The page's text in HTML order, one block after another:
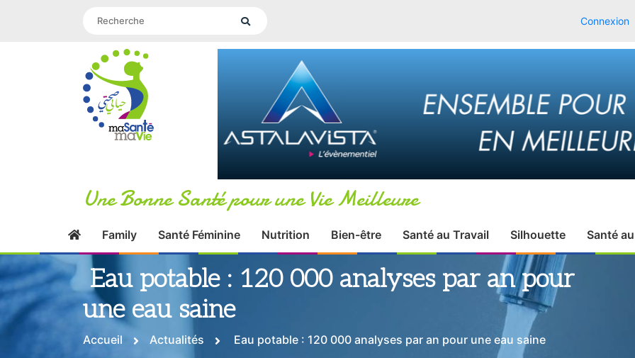
Connexion
Une Bonne Santé pour une Vie Meilleure
Family Santé Féminine Nutrition Bien-être Santé au Travail Silhouette Santé
Eau potable : 120 000 analyses par an pour
une eau saine
Accueil Actualités Eau potable : 120 000 analyses par an pour une eau saine